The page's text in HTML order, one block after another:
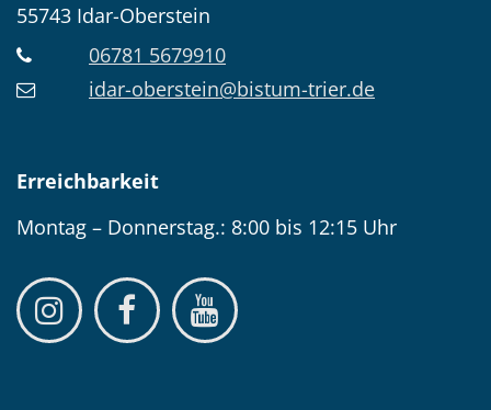
55743 Idar-Oberstein
06781 5679910
idar-oberstein@bistum-trier.de
Erreichbarkeit
Montag – Donnerstag.: 8:00 bis 12:15 Uhr